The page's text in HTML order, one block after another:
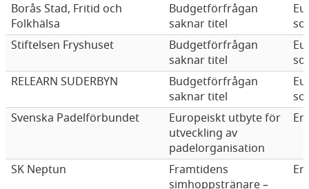
Borås Stad, Fritid och
Folkhälsa
Budgetförfrågan
saknar titel
Stiftelsen Fryshuset
Budgetförfrågan
saknar titel
RELEARN SUDERBYN
Budgetförfrågan
saknar titel
Svenska Padelförbundet
Europeiskt utbyte för
utveckling av
padelorganisation
SK Neptun
Framtidens
simhoppstränare –